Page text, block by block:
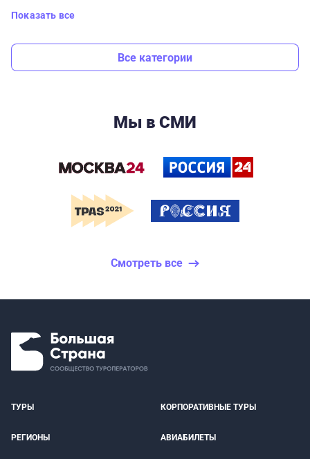
Показать все
Все категории
Мы в СМИ
Смотреть все
ТУРЫ КОРПОРАТИВНЫЕ ТУРЫ
РЕГИОНЫ АВИАБИЛЕТЫ